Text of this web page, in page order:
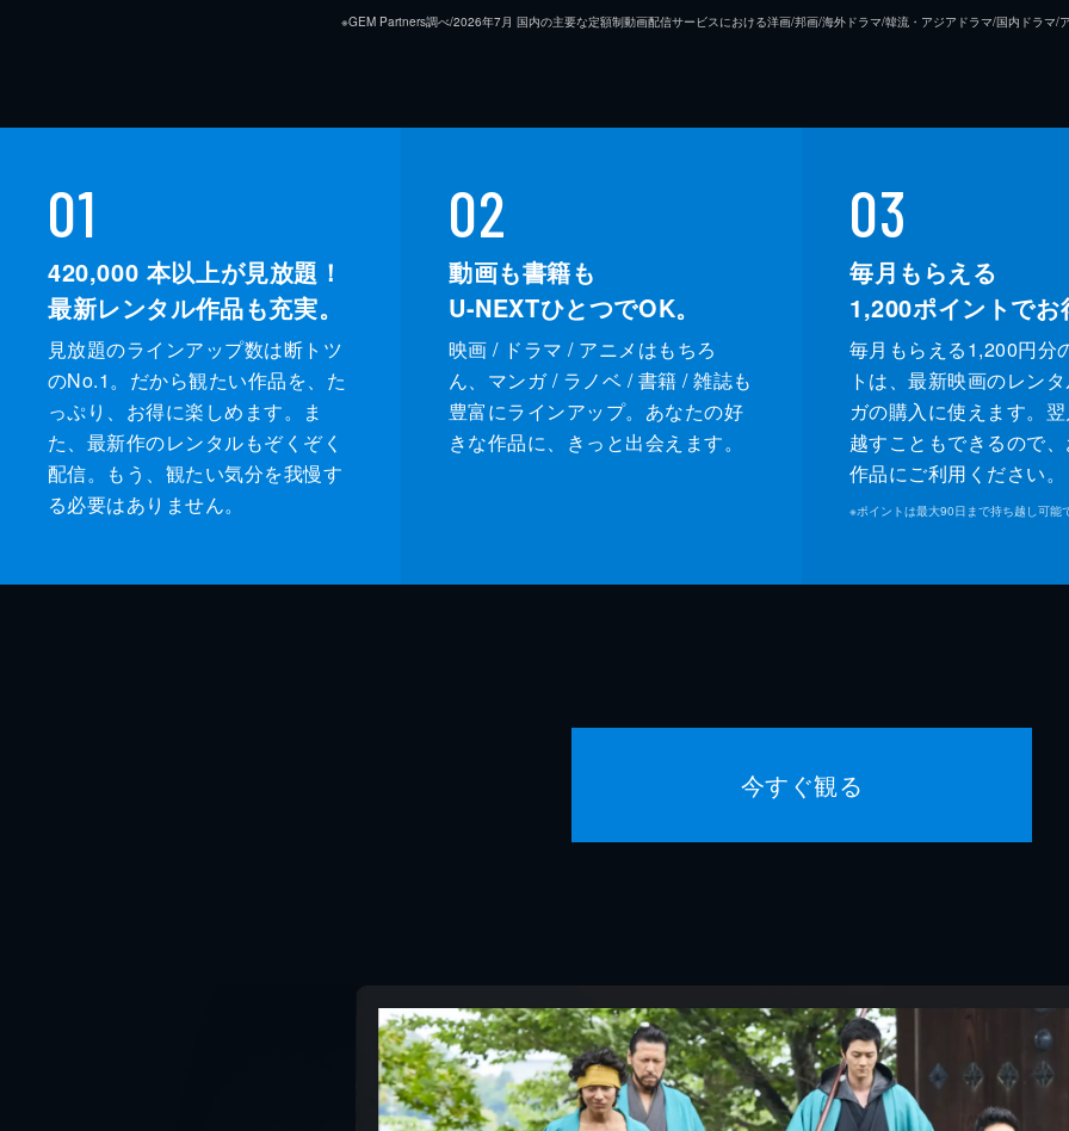
※GEM Partners調べ/2026年7⽉ 国内の主要な定額制動画配信サービスにおける洋画/邦画/海外ドラマ/韓流・アジアドラマ/国内ドラマ/
01
420,000 本以上が見放題！
最新レンタル作品も充実。
見放題のラインアップ数は断トツ
のNo.1。だから観たい作品を、た
っぷり、お得に楽しめます。ま
た、最新作のレンタルもぞくぞく
配信。もう、観たい気分を我慢す
る必要はありません。
02
動画も書籍も
U-NEXTひとつでOK。
映画 / ドラマ / アニメはもちろ
ん、マンガ / ラノベ / 書籍 / 雑誌も
豊富にラインアップ。あなたの好
きな作品に、きっと出会えます。
03
毎月もらえる
1,200ポイントでお
毎月もらえる1,200円分
トは、最新映画のレン
ガの購入に使えます。
越すこともできるので
作品にご利用ください。
※ポイントは最大90日まで持ち越し可能
今すぐ観る